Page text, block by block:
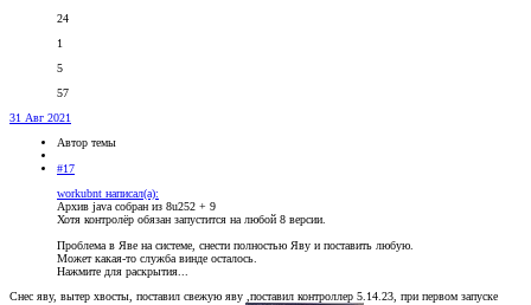
24
1
5
57
31 Авг 2021
Автор темы
#17
workubnt написал(а):
Архив java собран из 8u252 + 9
Хотя контролёр обязан запустится на любой 8 версии.
Проблема в Яве на системе, снести полностью Яву и поставить любую.
Может какая-то служба винде осталось.
Нажмите для раскрытия...
Снес яву, вытер хвосты, поставил свежую яву ,поставил контроллер 5.14.23, при первом запуске